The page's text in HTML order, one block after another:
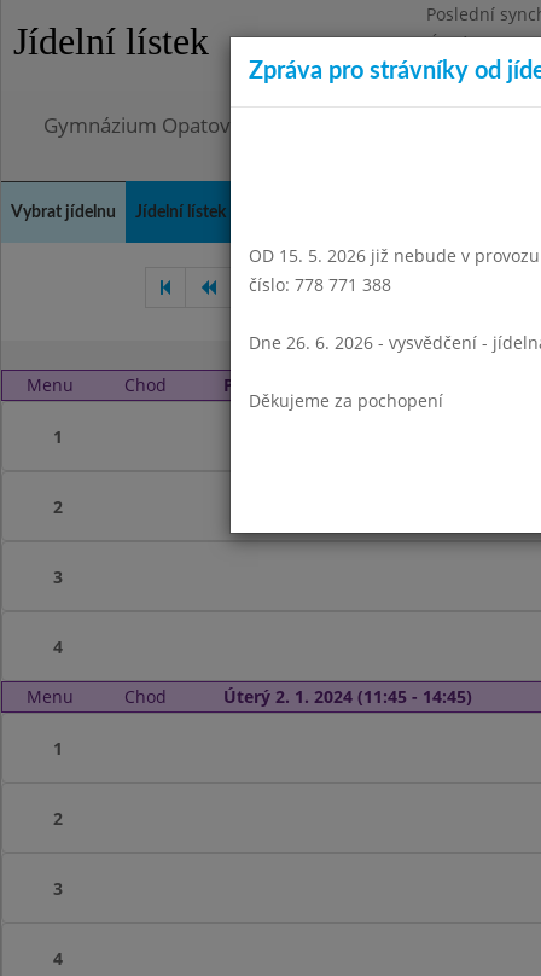
Jídelní lístek
Poslední
Úterý
Omezení
Gymnázium Opatov, Praha 4, Konstantinova 1500
Vybrat jídelnu Jídelní lístek
Listopad 2023
Menu Chod Pondělí 1. 1. 2024 (11:45 - 14:45)
1
2
3
4
Menu Chod Úterý 2. 1. 2024 (11:45 - 14:45)
1
2
3
4
Zpráva pro strávníky od
OD 15. 5. 2026 již nebude v
číslo: 778 771 388
Dne 26. 6. 2026 - vysvědčení -
Děkujeme za pochopení